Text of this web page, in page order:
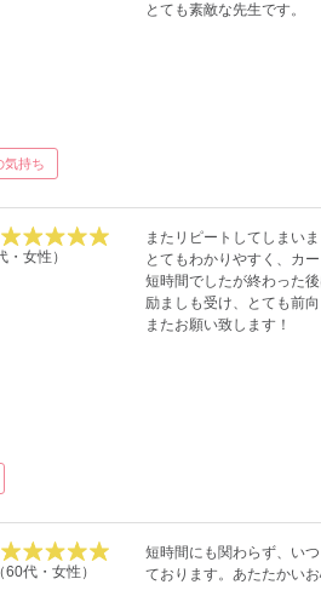
とても素敵な先生です。
気持ち
・女性）
またリピートしてしまいま
とてもわかりやすく、カー
短時間でしたが終わった
励ましも受け、とても前向
またお願い致します！
60代・女性）
短時間にも関わらず、い
ております。あたたかい